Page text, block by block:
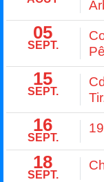
05
SEPT.
15
SEPT.
16
SEPT.
18
SEPT.